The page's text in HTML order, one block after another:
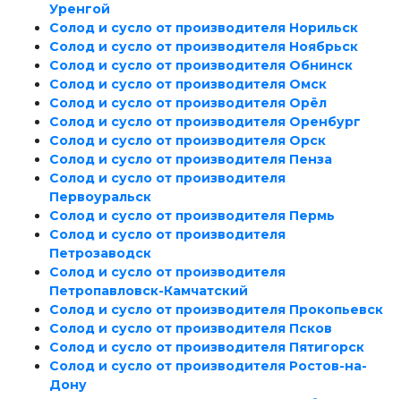
Уренгой
Солод и сусло от производителя Норильск
Солод и сусло от производителя Ноябрьск
Солод и сусло от производителя Обнинск
Солод и сусло от производителя Омск
Солод и сусло от производителя Орёл
Солод и сусло от производителя Оренбург
Солод и сусло от производителя Орск
Солод и сусло от производителя Пенза
Солод и сусло от производителя
Первоуральск
Солод и сусло от производителя Пермь
Солод и сусло от производителя
Петрозаводск
Солод и сусло от производителя
Петропавловск-Камчатский
Солод и сусло от производителя Прокопьевск
Солод и сусло от производителя Псков
Солод и сусло от производителя Пятигорск
Солод и сусло от производителя Ростов-на-
Дону